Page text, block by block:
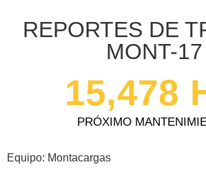
REPORTES DE
MONT-17
PRÓXIMO
15,478
Equipo: Montacargas